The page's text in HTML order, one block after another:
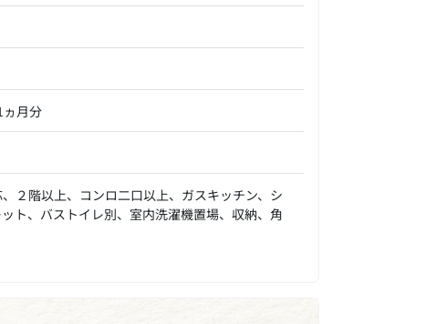
月分
２階以上、コンロ二口以上、ガスキッチン、シ
ト、バストイレ別、室内洗濯機置場、収納、角